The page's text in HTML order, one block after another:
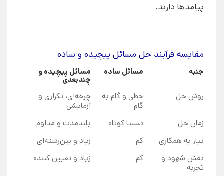
پیامدها دارند.
مقایسه فرآیند حل مسائل پیچیده و ساده
جنبه مسائل ساده مسائل پیچیده و
چندبعدی
روش حل
خطی و گام به
گام
چرخه‌ای، تکراری و
آزمایشی
زمان حل
نسبتا کوتاه
بلندمدت و مداوم
نیاز به همکاری
کم
زیاد و بین‌رشته‌ای
نقش شهود و
تجربه
کم زیاد و تعیین کننده